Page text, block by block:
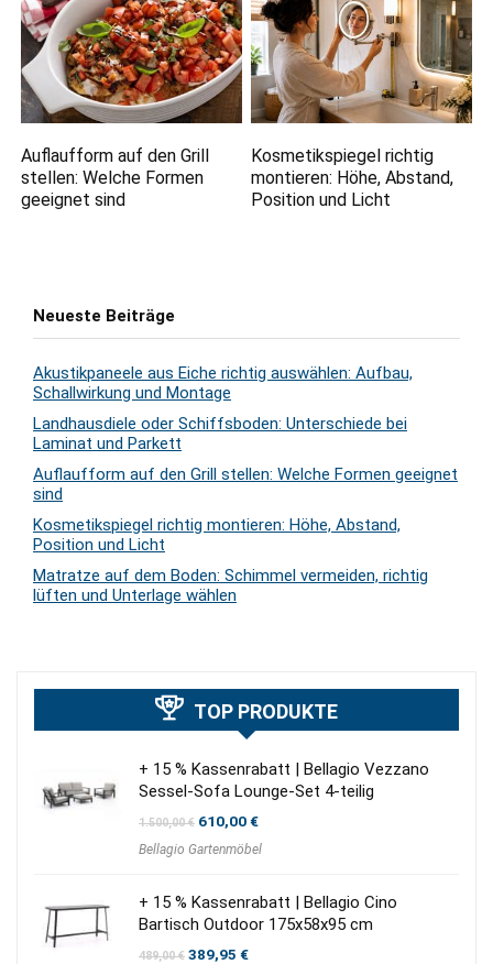
Auflaufform auf den Grill
stellen: Welche Formen
geeignet sind
Kosmetikspiegel richtig
montieren: Höhe, Abstand,
Position und Licht
Neueste Beiträge
Akustikpaneele aus Eiche richtig auswählen: Aufbau,
Schallwirkung und Montage
Landhausdiele oder Schiffsboden: Unterschiede bei
Laminat und Parkett
Auflaufform auf den Grill stellen: Welche Formen geeignet
sind
Kosmetikspiegel richtig montieren: Höhe, Abstand,
Position und Licht
Matratze auf dem Boden: Schimmel vermeiden, richtig
lüften und Unterlage wählen
TOP PRODUKTE
+ 15 % Kassenrabatt | Bellagio Vezzano
Sessel-Sofa Lounge-Set 4-teilig
1.500,00€ Ursprünglicher
war:
610,00€Aktueller
ist:
Bellagio Gartenmöbel
+ 15 % Kassenrabatt | Bellagio Cino
Bartisch Outdoor 175x58x95 cm
489,00€ Ursprünglicher
389,95 €Aktueller